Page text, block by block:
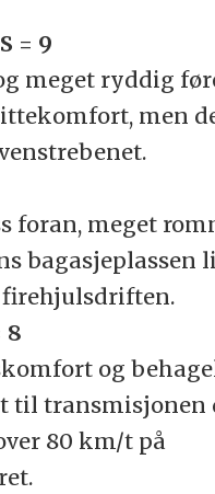
= 9
meget ryddig
men
foran, meget
bagasjeplassen
firehjulsdriften.
8
og
til transmisjonen
80 km/t på